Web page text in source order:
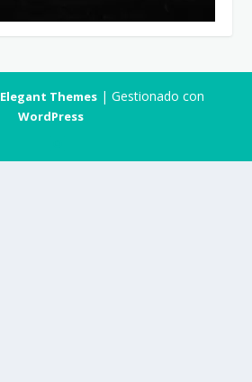
Elegant Themes| Gestionado con
WordPress